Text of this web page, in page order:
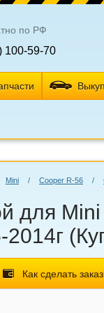
по РФ
100-59-70
Mini / Cooper R-56 /
для
Как сделать